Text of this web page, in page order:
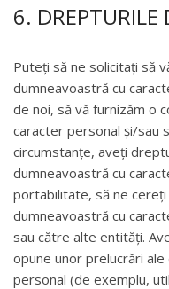
6.
Puteți să ne solicitați să
dumneavoastră cu
de noi, să vă furnizăm o
caracter personal și/sau
circumstanțe, aveți
dumneavoastră cu
portabilitate, să ne
dumneavoastră cu
sau către alte entități.
opune unor prelucrări
personal (de exemplu,